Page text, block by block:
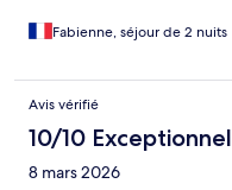
Fabienne, séjour de 2 nuits
Avis vérifié
10/10 Exceptionnel
8 mars 2026